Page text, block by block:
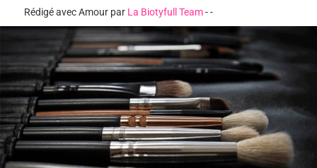
Rédigé avec Amour par La Biotyfull Team--